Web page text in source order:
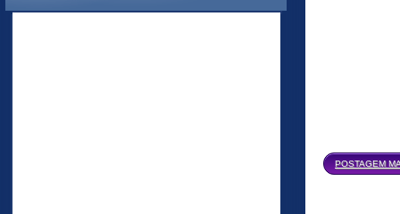
POSTAGEM